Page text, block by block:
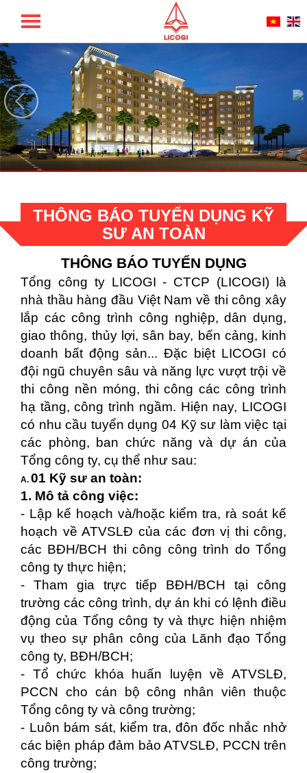
TỔNG CÔNG TY LICOGI - CTCP
THÔNG BÁO TUYỂN DỤNG KỸ
SƯ AN TOÀN
THÔNG BÁO TUYỂN DỤNG
Tổng công ty LICOGI - CTCP (LICOGI) là
nhà thầu hàng đầu Việt Nam về thi công xây
lắp các công trình công nghiệp, dân dụng,
giao thông, thủy lợi, sân bay, bến cảng, kinh
doanh bất động sản... Đặc biệt LICOGI có
đội ngũ chuyên sâu và năng lực vượt trội về
thi công nền móng, thi công các công trình
hạ tầng, công trình ngầm. Hiện nay, LICOGI
có nhu cầu tuyển dụng 04 Kỹ sư làm việc tại
các phòng, ban chức năng và dự án của
Tổng công ty, cụ thể như sau:
A. 01 Kỹ sư an toàn:
1. Mô tả công việc:
- Lập kế hoạch và/hoặc kiểm tra, rà soát kế
hoạch về ATVSLĐ của các đơn vị thi công,
các BĐH/BCH thi công công trình do Tổng
công ty thực hiện;
- Tham gia trực tiếp BĐH/BCH tại công
trường các công trình, dự án khi có lệnh điều
động của Tổng công ty và thực hiện nhiệm
vụ theo sự phân công của Lãnh đạo Tổng
công ty, BĐH/BCH;
- Tổ chức khóa huấn luyện về ATVSLĐ,
PCCN cho cán bộ công nhân viên thuộc
Tổng công ty và công trường;
- Luôn bám sát, kiểm tra, đôn đốc nhắc nhở
các biện pháp đảm bảo ATVSLĐ, PCCN trên
công trường;